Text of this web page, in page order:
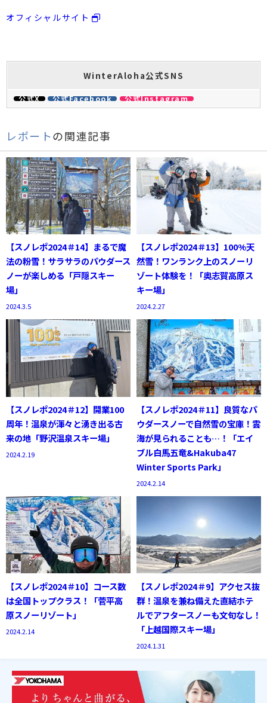
オフィシャルサイト
WinterAloha公式SNS
公式X 公式Facebook 公式Instagram
レポートの関連記事
【スノレポ2024＃14】まるで魔
法の粉雪！サラサラのパウダース
ノーが楽しめる「戸隠スキー
場」
2024.3.5
【スノレポ2024＃13】100%天
然雪！ワンランク上のスノーリ
ゾート体験を！「奥志賀高原ス
キー場」
2024.2.27
【スノレポ2024＃12】開業100
周年！温泉が渾々と湧き出る古
来の地「野沢温泉スキー場」
2024.2.19
【スノレポ2024＃11】良質なパ
ウダースノーで自然雪の宝庫！雲
海が見られることも…！「エイ
ブル白馬五竜&Hakuba47
Winter Sports Park」
2024.2.14
【スノレポ2024＃10】コース数
は全国トップクラス！「菅平高
原スノーリゾート」
2024.2.14
【スノレポ2024＃9】アクセス抜
群！温泉を兼ね備えた直結ホテ
ルでアフタースノーも文句なし！
「上越国際スキー場」
2024.1.31